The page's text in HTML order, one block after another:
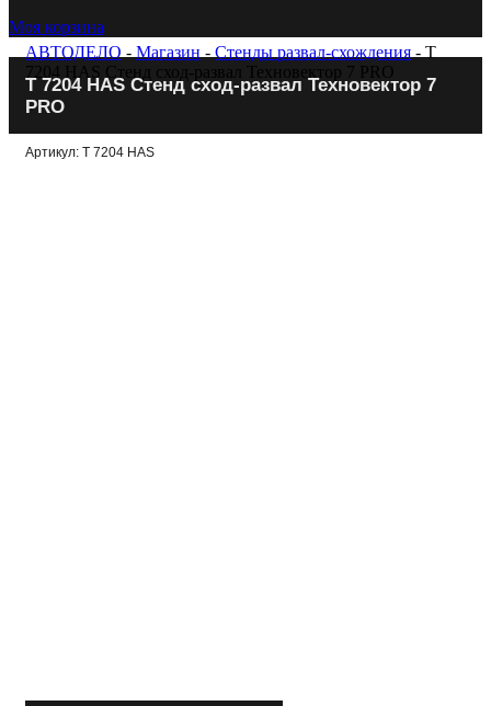
Моя корзина
АВТОДЕЛО - Магазин - Стенды развал-схождения - T
7204 HAS Стенд сход-развал Техновектор 7 PRO
T 7204 HAS Стенд сход-развал Техновектор 7
PRO
Артикул: T 7204 HAS